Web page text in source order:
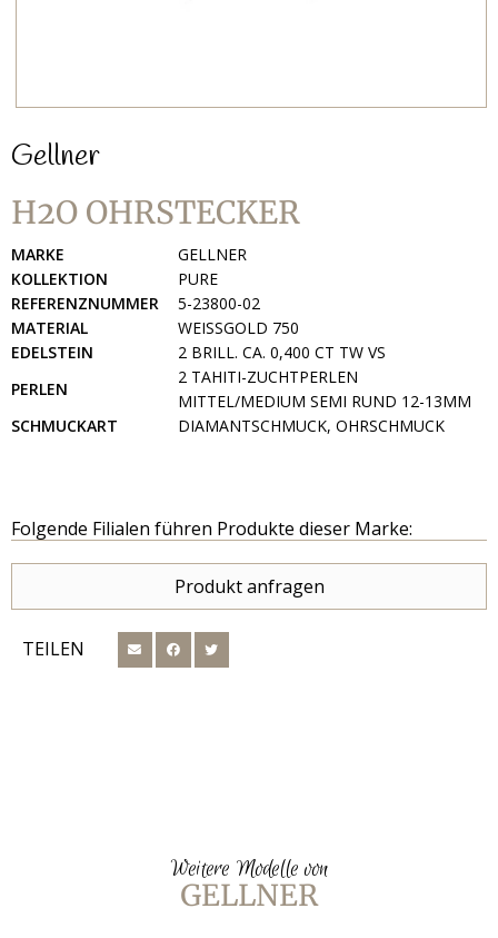
Gellner
H2O OHRSTECKER
MARKE
GELLNER
KOLLEKTION
PURE
REFERENZNUMMER
5-23800-02
MATERIAL
WEISSGOLD 750
EDELSTEIN
2 BRILL. CA. 0,400 CT TW VS
PERLEN
2 TAHITI-ZUCHTPERLEN
MITTEL/MEDIUM SEMI RUND 12-13MM
SCHMUCKART
DIAMANTSCHMUCK, OHRSCHMUCK
Folgende Filialen führen Produkte dieser Marke:
Produkt anfragen
TEILEN
Weitere Modelle von
GELLNER